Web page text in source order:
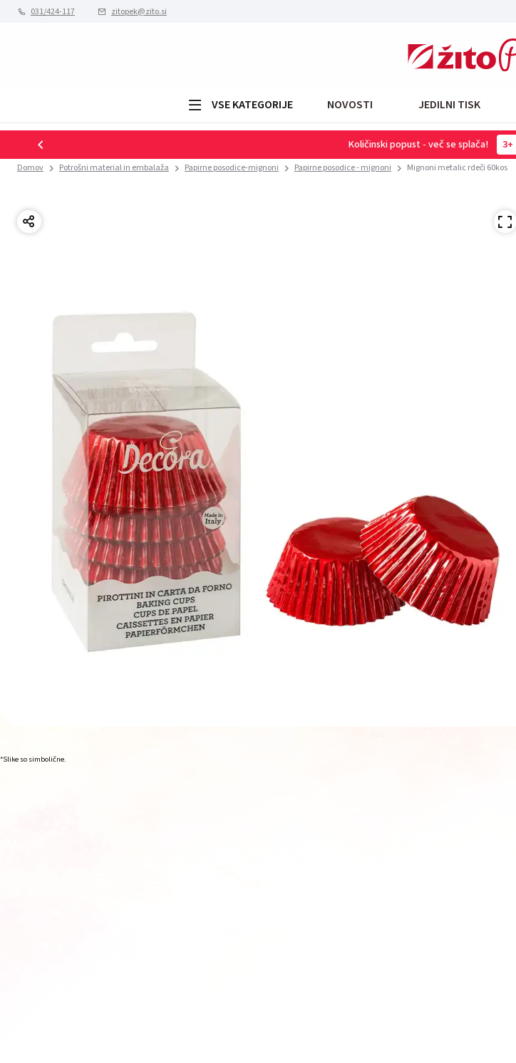
031/424-117 zitopek@zito.si
VSE KATEGORIJE NOVOSTI JEDILNI TISK
Količinski popust - več se splača! 3
Domov Potrošni material in embalaža Papirne posodice-mignoni Papirne posodice - mignoni Mignoni metalic rdeči 60kos
*Slike so simbolične.